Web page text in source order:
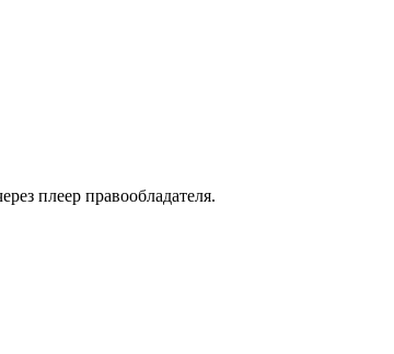
пле­ер пра­во­об­ла­да­те­ля.